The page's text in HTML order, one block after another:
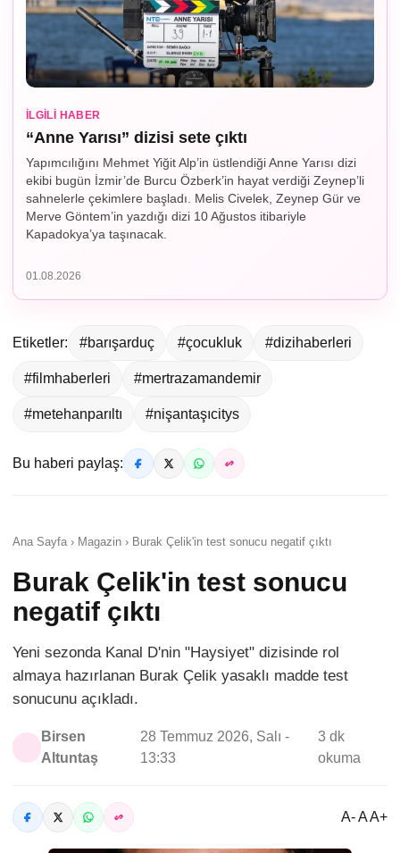
İLGILI HABER
“Anne Yarısı” dizisi sete çıktı
Yapımcılığını Mehmet Yiğit Alp’in üstlendiği Anne Yarısı dizi
ekibi bugün İzmir’de Burcu Özberk’in hayat verdiği Zeynep’li
sahnelerle çekimlere başladı. Melis Civelek, Zeynep Gür ve
Merve Göntem’in yazdığı dizi 10 Ağustos itibariyle
Kapadokya’ya taşınacak.
01.08.2026
Etiketler: #barışarduç #çocukluk #dizihaberleri
#filmhaberleri #mertrazamandemir
#metehanparıltı #nişantaşıcitys
Bu haberi paylaş:
Ana Sayfa › Magazin › Burak Çelik'in test sonucu negatif çıktı
Burak Çelik'in test sonucu
negatif çıktı
Yeni sezonda Kanal D'nin "Haysiyet" dizisinde rol
almaya hazırlanan Burak Çelik yasaklı madde test
sonucunu açıkladı.
Birsen
Altuntaş
28 Temmuz 2026, Salı -
13:33
3 dk
okuma
A- A A+